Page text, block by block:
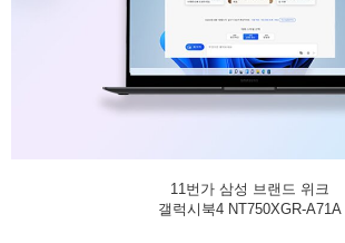
11번가 삼성 브랜드 위크
갤럭시북4 NT750XGR-A71A